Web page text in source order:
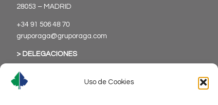
Uso de Cookies
28053 – MADRID
+34 91 506 48 70
gruporaga@gruporaga.com
> DELEGACIONES